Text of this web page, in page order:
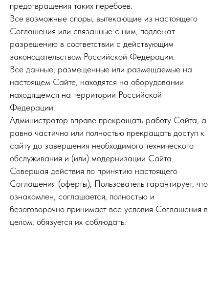
предотвращения таких перебоев.
Все возможные споры, вытекающие из настоящего
Соглашения или связанные с ним, подлежат
разрешению в соответствии с действующим
законодательством Российской Федерации.
Все данные, размещенные или размещаемые на
настоящем Сайте, находятся на оборудовании
находящемся на территории Российской
Федерации.
Администратор вправе прекращать работу Сайта, а
равно частично или полностью прекращать доступ к
сайту до завершения необходимого технического
обслуживания и (или) модернизации Сайта.
Совершая действия по принятию настоящего
Соглашения (оферты), Пользователь гарантирует, что
ознакомлен, соглашается, полностью и
безоговорочно принимает все условия Соглашения в
целом, обязуется их соблюдать.